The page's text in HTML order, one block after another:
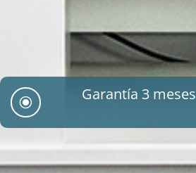
\ Garantía 3 meses